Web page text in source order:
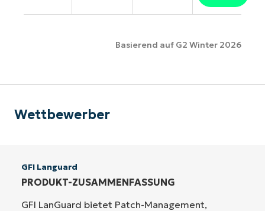
Basierend auf G2 Winter 2026
Wettbewerber
GFI Languard
PRODUKT-ZUSAMMENFASSUNG
GFI LanGuard bietet Patch-Management,